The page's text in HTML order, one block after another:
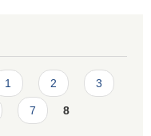
1 2 3
7 8